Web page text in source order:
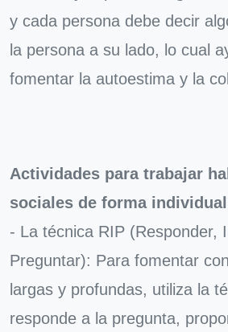
y cada persona debe decir
la persona a su lado, lo cual
fomentar la autoestima y la
Actividades para trabajar
sociales de forma
- La técnica RIP (Responder,
Preguntar): Para fomentar
largas y profundas, utiliza la
responde a la pregunta,